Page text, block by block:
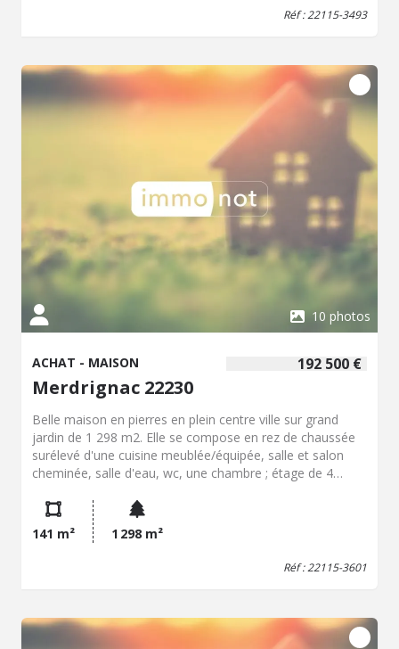
Réf : 22115-3493
10 photos
192 500 €
ACHAT - MAISON
Merdrignac 22230
Belle maison en pierres en plein centre ville sur grand
jardin de 1 298 m2. Elle se compose en rez de chaussée
surélevé d'une cuisine meublée/équipée, salle et salon
cheminée, salle d'eau, wc, une chambre ; étage de 4
chaussée et chambre et wc au-dessus. Sous-sol terre
battue avec espace chaufferie, garage, atelier/débarras.
141 m² 1 298 m²
Réf : 22115-3601